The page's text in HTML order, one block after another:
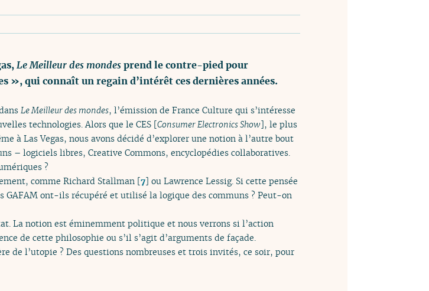
Le Meilleur des mondesprend le contre-pied pour
», qui connaît un regain d’intérêt ces dernières années.
Le Meilleur des mondes, l’émission de France Culture qui s’intéresse
technologies. Alors que le CES [Consumer Electronics Show], le plus
à Las Vegas, nous avons décidé d’explorer une notion à l’autre bout
– logiciels libres, Creative Commons, encyclopédies collaboratives.
?
comme Richard Stallman [7] ou Lawrence Lessig. Si cette pensée
GAFAM ont-ils récupéré et utilisé la logique des communs ? Peut-on
La notion est éminemment politique et nous verrons si l’action
de cette philosophie ou s’il s’agit d’arguments de façade.
de l’utopie ? Des questions nombreuses et trois invités, ce soir, pour